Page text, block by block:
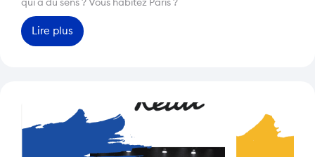
qui a du sens ? Vous habitez Paris ?
Lire plus